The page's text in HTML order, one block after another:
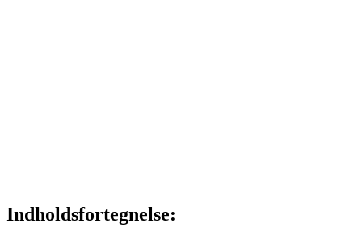
Indholdsfortegnelse: